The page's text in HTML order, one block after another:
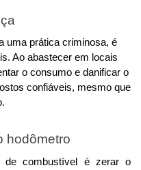
uma prática criminosa, é
Ao abastecer em locais
o consumo e danificar o
confiáveis, mesmo que
hodômetro
de combustível é zerar o